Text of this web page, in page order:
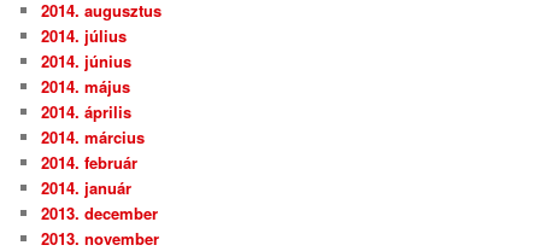
2014. augusztus
2014. július
2014. június
2014. május
2014. április
2014. március
2014. február
2014. január
2013. december
2013. november